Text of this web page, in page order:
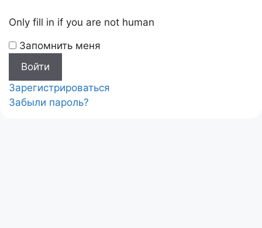
Only fill in if you are not human
Запомнить меня
Зарегистрироваться
Забыли пароль?